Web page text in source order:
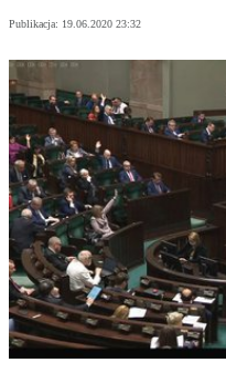
Publikacja: 19.06.2020 23:32